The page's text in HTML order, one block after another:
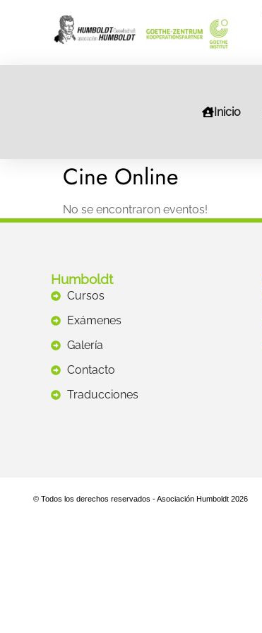
Inicio
Cine Online
No se encontraron eventos!
Humboldt
Cursos
Exámenes
Galería
Contacto
Traducciones
© Todos los derechos reservados - Asociación Humboldt 2026